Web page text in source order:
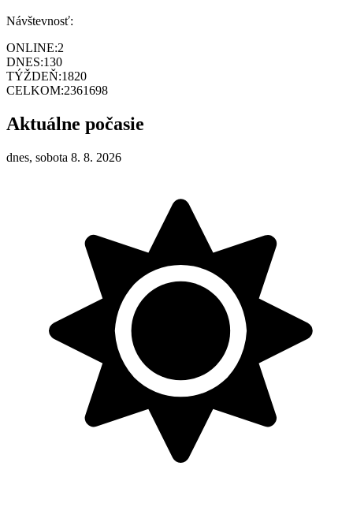
Návštevnosť:
ONLINE:2
DNES:130
TÝŽDEŇ:1820
CELKOM:2361698
Aktuálne počasie
dnes, sobota 8. 8. 2026